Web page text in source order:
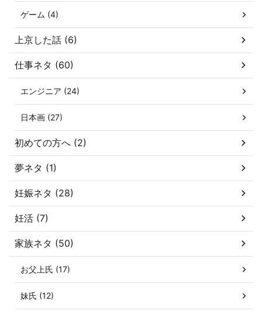
ゲーム (4)
上京した話 (6)
仕事ネタ (60)
エンジニア (24)
日本画 (27)
初めての方へ (2)
夢ネタ (1)
妊娠ネタ (28)
妊活 (7)
家族ネタ (50)
お父上氏 (17)
妹氏 (12)